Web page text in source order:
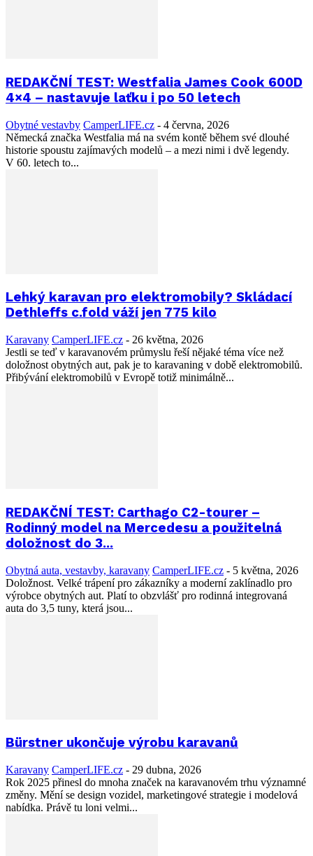
REDAKČNÍ TEST: Westfalia James Cook 600D
4×4 – nastavuje laťku i po 50 letech
Obytné vestavby CamperLIFE.cz - 4 června, 2026
Německá značka Westfalia má na svém kontě během své dlouhé
historie spoustu zajímavých modelů – a mezi nimi i dvě legendy.
V 60. letech to...
Lehký karavan pro elektromobily? Skládací
Dethleffs c.fold váží jen 775 kilo
Karavany CamperLIFE.cz - 26 května, 2026
Jestli se teď v karavanovém průmyslu řeší nějaké téma více než
doložnost obytných aut, pak je to karavaning v době elektromobilů.
Přibývání elektromobilů v Evropě totiž minimálně...
REDAKČNÍ TEST: Carthago C2-tourer –
Rodinný model na Mercedesu a použitelná
doložnost do 3...
Obytná auta, vestavby, karavany CamperLIFE.cz - 5 května, 2026
Doložnost. Velké trápení pro zákazníky a moderní zaklínadlo pro
výrobce obytných aut. Platí to obzvlášť pro rodinná integrovaná
auta do 3,5 tuny, která jsou...
Bürstner ukončuje výrobu karavanů
Karavany CamperLIFE.cz - 29 dubna, 2026
Rok 2025 přinesl do mnoha značek na karavanovém trhu významné
změny. Mění se design vozidel, marketingové strategie i modelová
nabídka. Právě tu loni velmi...